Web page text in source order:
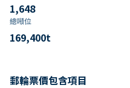
1,648
總噸位
169,400t
郵輪票價包含項目